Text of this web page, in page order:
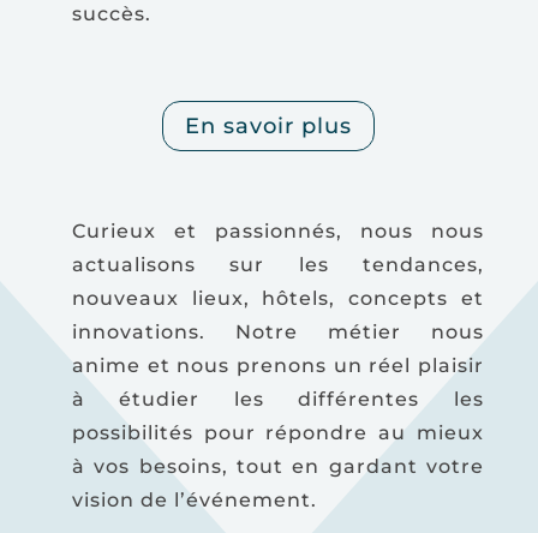
succès.
En savoir plus
Curieux et passionnés, nous nous
actualisons sur les tendances,
nouveaux lieux, hôtels, concepts et
innovations. Notre métier nous
anime et nous prenons un réel plaisir
à étudier les différentes les
possibilités pour répondre au mieux
à vos besoins, tout en gardant votre
vision de l’événement.